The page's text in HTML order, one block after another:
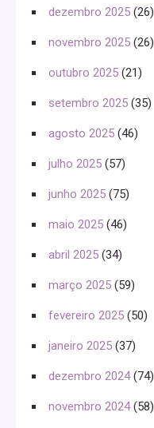
dezembro 2025 (26)
novembro 2025 (26)
outubro 2025 (21)
setembro 2025 (35)
agosto 2025 (46)
julho 2025 (57)
junho 2025 (75)
maio 2025 (46)
abril 2025 (34)
março 2025 (59)
fevereiro 2025 (50)
janeiro 2025 (37)
dezembro 2024(74)
novembro 2024(58)